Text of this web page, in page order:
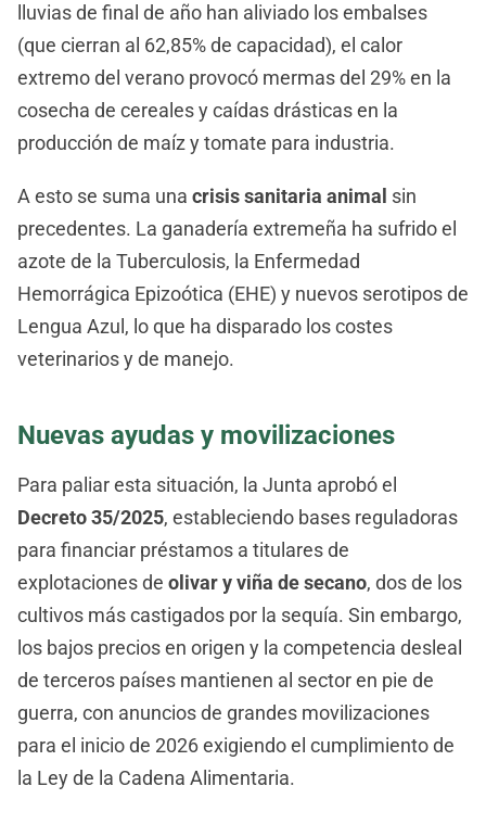
lluvias de final de año han aliviado los embalses
(que cierran al 62,85% de capacidad), el calor
extremo del verano provocó mermas del 29% en la
cosecha de cereales y caídas drásticas en la
producción de maíz y tomate para industria.
A esto se suma una crisis sanitaria animal sin
precedentes. La ganadería extremeña ha sufrido el
azote de la Tuberculosis, la Enfermedad
Hemorrágica Epizoótica (EHE) y nuevos serotipos de
Lengua Azul, lo que ha disparado los costes
veterinarios y de manejo.
Nuevas ayudas y movilizaciones
Para paliar esta situación, la Junta aprobó el
Decreto 35/2025, estableciendo bases reguladoras
para financiar préstamos a titulares de
explotaciones de olivar y viña de secano, dos de los
cultivos más castigados por la sequía. Sin embargo,
los bajos precios en origen y la competencia desleal
de terceros países mantienen al sector en pie de
guerra, con anuncios de grandes movilizaciones
para el inicio de 2026 exigiendo el cumplimiento de
la Ley de la Cadena Alimentaria.